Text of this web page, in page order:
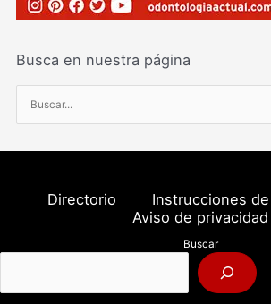
Busca en nuestra página
u
s
o
:
Directorio
Instrucciones
Aviso de privacidad
Buscar